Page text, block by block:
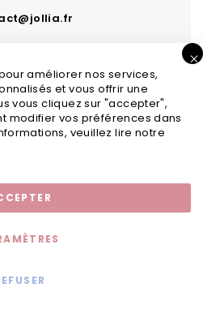
améliorer nos services,
et vous offrir une
vous cliquez sur "accepter",
modifier vos préférences dans
veuillez lire notre